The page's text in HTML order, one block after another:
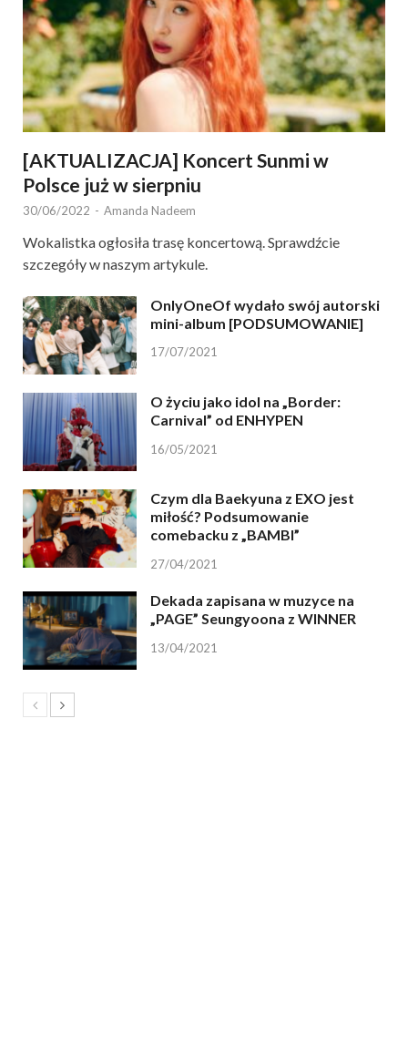
[AKTUALIZACJA] Koncert Sunmi w
Polsce już w sierpniu
30/06/2022 - Amanda Nadeem
Wokalistka ogłosiła trasę koncertową. Sprawdźcie
szczegóły w naszym artykule.
OnlyOneOf wydało swój autorski
mini-album [PODSUMOWANIE]
17/07/2021
O życiu jako idol na „Border:
Carnival” od ENHYPEN
16/05/2021
Czym dla Baekyuna z EXO jest
miłość? Podsumowanie
comebacku z „BAMBI”
27/04/2021
Dekada zapisana w muzyce na
„PAGE” Seungyoona z WINNER
13/04/2021